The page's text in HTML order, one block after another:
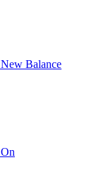
New Balance
On